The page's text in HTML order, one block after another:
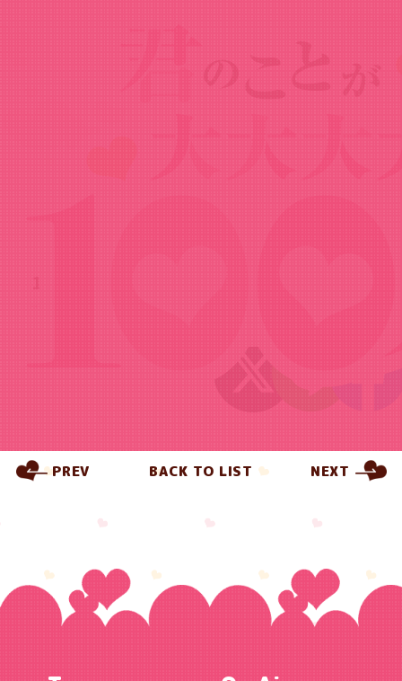
News
16回（2024年5月31日配信）
PREV BACK TO LIST NEXT